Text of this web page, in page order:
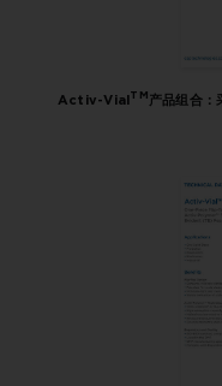
Activ-VialTM产品组合